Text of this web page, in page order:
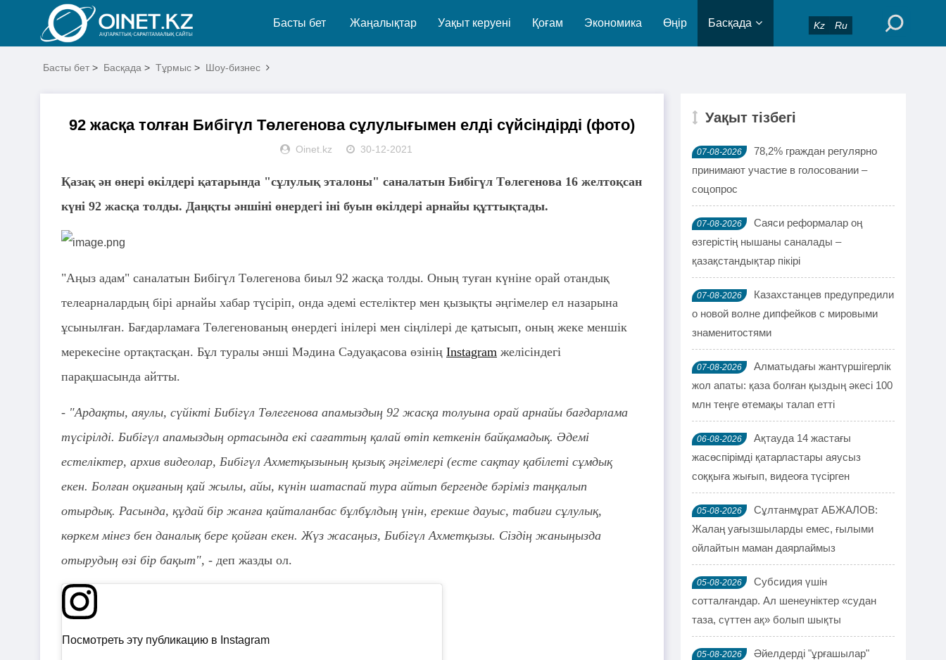
Kz Ru
Басты бет Жаңалықтар Уақыт керуені Қоғам Экономика Өңір Басқада
Басты бет > Басқада > Тұрмыс > Шоу-бизнес
92 жасқа толған Бибігүл Төлегенова сұлулығымен елді сүйсіндірді (фото)
Oinet.kz 30-12-2021
Қазақ ән өнері өкілдері қатарында "сұлулық эталоны" саналатын Бибігүл Төлегенова 16 желтоқсан
күні 92 жасқа толды. Даңқты әншіні өнердегі іні буын өкілдері арнайы құттықтады.
"Аңыз адам" саналатын Бибігүл Төлегенова биыл 92 жасқа толды. Оның туған күніне орай отандық
телеарналардың бірі арнайы хабар түсіріп, онда әдемі естеліктер мен қызықты әңгімелер ел назарына
ұсынылған. Бағдарламаға Төлегенованың өнердегі інілері мен сіңлілері де қатысып, оның жеке меншік
мерекесіне ортақтасқан. Бұл туралы әнші Мәдина Сәдуақасова өзінің Instagram желісіндегі
парақшасында айтты.
- "Ардақты, аяулы, сүйікті Бибігүл Төлегенова апамыздың 92 жасқа толуына орай арнайы бағдарлама
түсірілді. Бибігүл апамыздың ортасында екі сағаттың қалай өтіп кеткенін байқамадық. Әдемі
естеліктер, архив видеолар, Бибігүл Ахметқызының қызық әңгімелері (есте сақтау қабілеті сұмдық
екен. Болған оқиғаның қай жылы, айы, күнін шатаспай тура айтып бергенде бәріміз таңқалып
отырдық. Расында, құдай бір жанға қайталанбас бұлбұлдың үнін, ерекше дауыс, табиғи сұлулық,
көркем мінез бен даналық бере қойған екен. Жүз жасаңыз, Бибігүл Ахметқызы. Сіздің жаныңызда
отырудың өзі бір бақыт", - деп жазды ол.
Посмотреть эту публикацию в Instagram
Уақыт тізбегі
07-08-2026
78,2% граждан регулярно
принимают участие в голосовании –
соцопрос
07-08-2026
Саяси реформалар оң
өзгерістің нышаны саналады –
қазақстандықтар пікірі
07-08-2026
Казахстанцев предупредили
о новой волне дипфейков с мировыми
знаменитостями
07-08-2026
Алматыдағы жантүршігерлік
жол апаты: қаза болған қыздың әкесі 100
млн теңге өтемақы талап етті
06-08-2026
Ақтауда 14 жастағы
жасөспірімді қатарластары аяусыз
соққыға жығып, видеоға түсірген
05-08-2026
Сұлтанмұрат АБЖАЛОВ:
Жалаң уағызшыларды емес, ғылыми
ойлайтын маман даярлаймыз
05-08-2026
Субсидия үшін
сотталғандар. Ал шенеуніктер «судан
таза, сүттен ақ» болып шықты
05-08-2026
Әйелдерді "ұрғашылар"